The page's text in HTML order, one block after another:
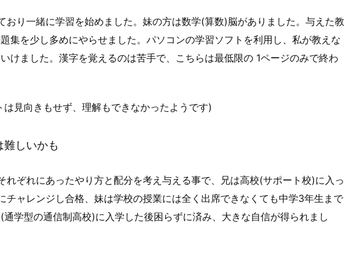
おり一緒に学習を始めました。妹の方は数学(算数)脳がありました。与えた教
集を少し多めにやらせました。パソコンの学習ソフトを利用し、私が教えな
けました。漢字を覚えるのは苦手で、こちらは最低限の 1ページのみで終わ
は見向きもせず、理解もできなかったようです)
難しいかも
れぞれにあったやり方と配分を考え与える事で、兄は高校(サポート校)に入っ
チャレンジし合格、妹は学校の授業には全く出席できなくても中学3年生まで
学型の通信制高校)に入学した後困らずに済み、大きな自信が得られまし